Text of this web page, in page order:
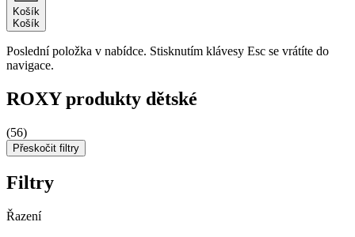
Košík
Košík
Poslední položka v nabídce. Stisknutím klávesy Esc se vrátíte do
navigace.
ROXY produkty dětské
(56)
Přeskočit filtry
Filtry
Řazení